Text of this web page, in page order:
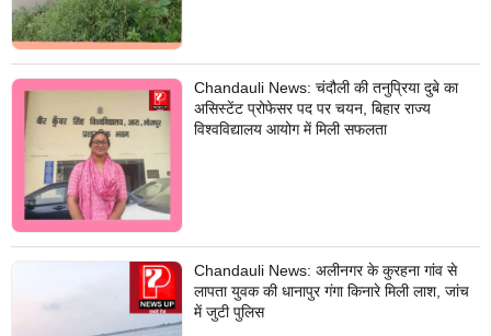
Chandauli News: चंदौली की तनुप्रिया दुबे का
असिस्टेंट प्रोफेसर पद पर चयन, बिहार राज्य
विश्वविद्यालय आयोग में मिली सफलता
Chandauli News: अलीनगर के कुरहना गांव से
लापता युवक की धानापुर गंगा किनारे मिली लाश, जांच
में जुटी पुलिस